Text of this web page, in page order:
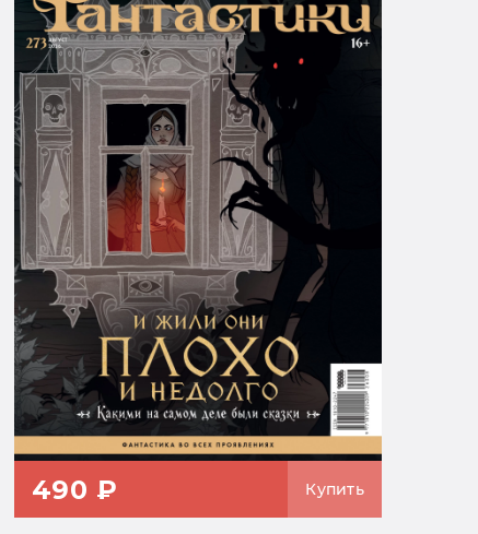
490 ₽ Купить